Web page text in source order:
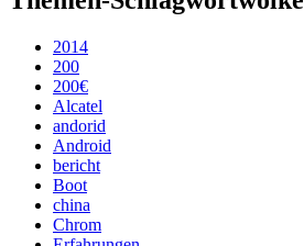
2014
200
200€
Alcatel
andorid
Android
bericht
Boot
china
Chrom